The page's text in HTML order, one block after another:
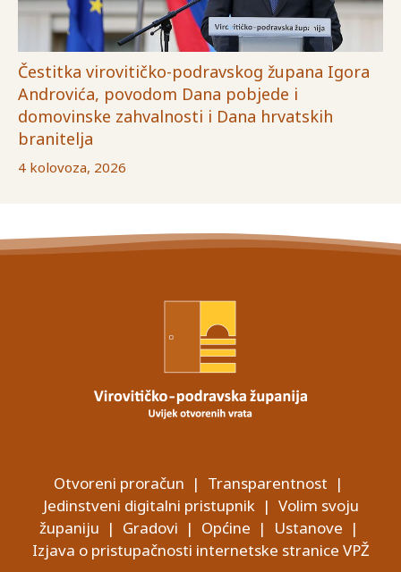
Čestitka virovitičko-podravskog župana Igora
Androvića, povodom Dana pobjede i
domovinske zahvalnosti i Dana hrvatskih
branitelja
4 kolovoza, 2026
Otvoreni proračun | Transparentnost |
Jedinstveni digitalni pristupnik| Volim svoju
županiju | Gradovi | Općine | Ustanove |
Izjava o pristupačnosti internetske stranice VPŽ